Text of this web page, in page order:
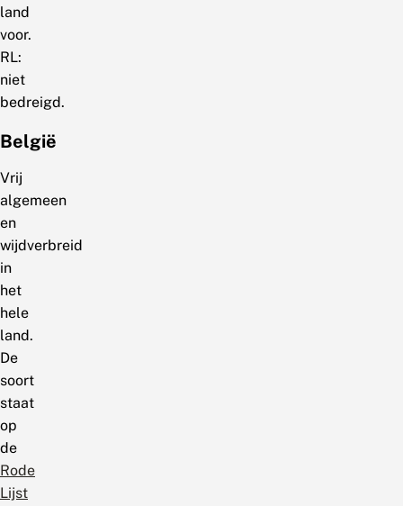
land
voor.
RL:
niet
bedreigd.
België
Vrij
algemeen
en
wijdverbreid
in
het
hele
land.
De
soort
staat
op
de
Rode
Lijst